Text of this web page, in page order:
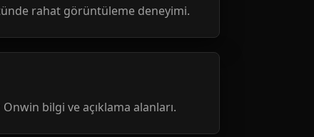
rahat görüntüleme deneyimi.
bilgi ve açıklama alanları.